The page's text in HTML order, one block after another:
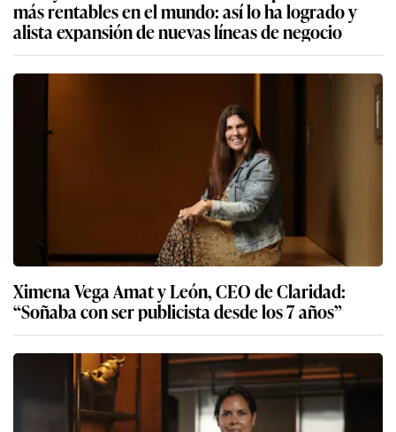
más rentables en el mundo: así lo ha logrado y
alista expansión de nuevas líneas de negocio
Ximena Vega Amat y León, CEO de Claridad:
“Soñaba con ser publicista desde los 7 años”